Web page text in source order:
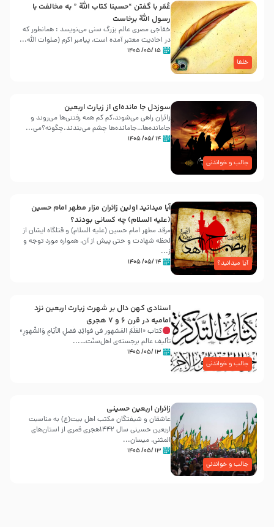
خلفا
عُمَر با گفتن “حسبنا كتاب اللّه ” به مخالفت با
رسول اللّه برخاست
خفاجی مصری عالم بزرگ سنی می‌نویسد : همانطور که
در احادیث معتبر آمده است، پیامبر اکرم (صلوات اللّه...
۱۵ /۰۵/ ۱۴۰۵
جالب و خواندنی
سوزدل جا مانده‌ای از زیارت اربعین
زائران راهی می‌شوند،کم‌ کم همه رفتنی‌ها می‌روند و
جامانده‌ها…جامانده‌ها چشم می‌بندند.چگونه؟می‌...
۱۴ /۰۵/ ۱۴۰۵
آیا میدانید؟
آیا میدانید اولین زائران مزار مطهر امام حسین
(علیه السلام) چه کسانی بودند؟
مرقد مطهر امام حسین (علیه السلام) و قتلگاه ایشان از
لحظه شهادت و حتی پیش از آن، همواره مورد توجه و
ز...
۱۴ /۰۵/ ۱۴۰۵
جالب و خواندنی
اسنادی کهن دال بر شهرت زیارت اربعین نزد
امامیه در قرن ۶ و ۷ هجری
کتاب «العَلَمُ المَشهور في فَوائِدِ فَضلِ الأيّامِ وَالشُّهورِ»
تألیف عالم برجسته‌ی اهل‌سنّت…...
۱۳ /۰۵/ ۱۴۰۵
جالب و خواندنی
زائران اربعین حسینی
عاشقان و شیفتگان مکتب اهل بیت(ع) به مناسبت
اربعین حسینی سال ۱۴۴۲هجری قمری از استان‌های
المثنی، میسان...
۱۳ /۰۵/ ۱۴۰۵